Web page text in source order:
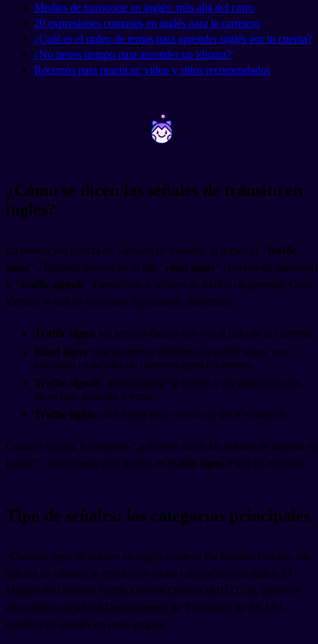
Medios de transporte en inglés: más allá del carro
20 expresiones comunes en inglés para la carretera
¿Cuál es el orden de temas para aprender inglés por tu cuenta?
¿No tienes tiempo para aprender un idioma?
Recursos para practicar: video y sitios recomendados
~ ~
¿Cómo se dicen las señales de tránsito en
inglés?
La traducción directa de "señales de tránsito" al inglés es "traffic
signs". También puedes escuchar "road signs" (señales de carretera)
o "traffic signals" (semáforos o señales de tráfico en general). Cada
término se usa en contextos ligeramente diferentes:
Traffic signs: los letreros físicos que ves al lado de la carretera.
Road signs: prácticamente sinónimo de traffic signs, pero
enfocado en señales de carretera específicamente.
Traffic signals: generalmente se refiere a los semáforos (las
luces roja, amarilla y verde).
Traffic lights: otra forma muy común de decir semáforo.
Cuando alguien te pregunte "¿cómo se dicen las señales de tránsito en
inglés?", la respuesta más directa es traffic signs. Fácil de recordar.
Tipo de señales: las categorías principales
¿Cuántos tipos de señales en inglés existen? En Estados Unidos, las
señales de tránsito se dividen en varias categorías principales. El
Manual on Uniform Traffic Control Devices (MUTCD), que es el
documento oficial del Departamento de Transporte de EE.UU.,
clasifica las señales en estos grupos: